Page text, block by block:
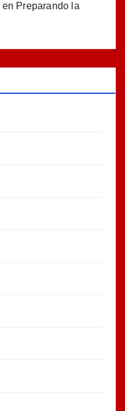
en Preparando la